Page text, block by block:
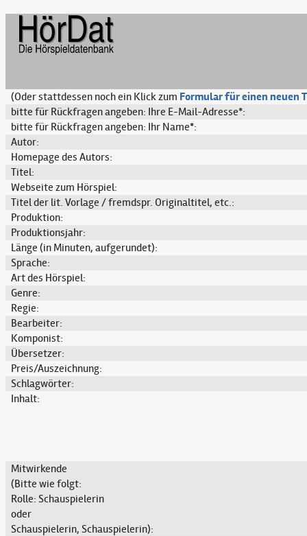
(Oder stattdessen noch ein Klick zum Formular für einen neuen
bitte für Rückfragen angeben: Ihre E-Mail-Adresse*:
bitte für Rückfragen angeben: Ihr Name*:
Autor:
Homepage des Autors:
Titel:
Webseite zum Hörspiel:
Titel der lit. Vorlage / fremdspr. Originaltitel, etc.:
Produktion:
Produktionsjahr:
Länge (in Minuten, aufgerundet):
Sprache:
Art des Hörspiel:
Genre:
Regie:
Bearbeiter:
Komponist:
Übersetzer:
Preis/Auszeichnung:
Schlagwörter:
Inhalt:
Mitwirkende
(Bitte wie folgt:
Rolle: Schauspielerin
oder
Schauspielerin, Schauspielerin):